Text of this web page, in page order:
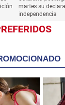
martes su
independencia